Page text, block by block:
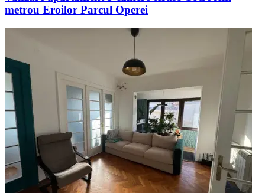
metrou Eroilor Parcul Operei